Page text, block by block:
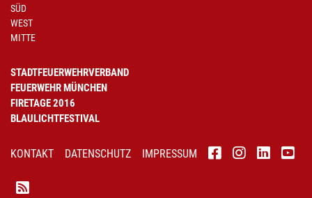
SÜD
WEST
MITTE
STADTFEUERWEHRVERBAND
FEUERWEHR MÜNCHEN
FIRETAGE 2016
BLAULICHTFESTIVAL
KONTAKT DATENSCHUTZ IMPRESSUM